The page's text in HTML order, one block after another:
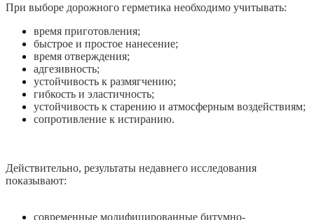
При выборе дорожного герметика необходимо учитывать:
время приготовления;
быстрое и простое нанесение;
время отверждения;
адгезивность;
устойчивость к размягчению;
гибкость и эластичность;
устойчивость к старению и атмосферным воздействиям;
сопротивление к истиранию.
Действительно, результаты недавнего исследования
показывают:
современные модифицированные битумно-